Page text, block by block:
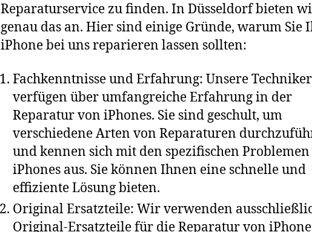
Reparaturservice zu finden. In Düsseldorf bieten
genau das an. Hier sind einige Gründe, warum Sie
iPhone bei uns reparieren lassen sollten:
Fachkenntnisse und Erfahrung: Unsere Techniker
verfügen über umfangreiche Erfahrung in der
Reparatur von iPhones. Sie sind geschult, um
verschiedene Arten von Reparaturen
und kennen sich mit den spezifischen
iPhones aus. Sie können Ihnen eine schnelle und
effiziente Lösung bieten.
Original Ersatzteile: Wir verwenden
Original-Ersatzteile für die Reparatur von